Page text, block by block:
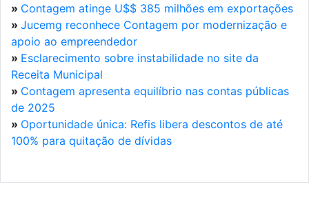
» Contagem atinge U$$ 385 milhões em exportações
» Jucemg reconhece Contagem por modernização e
apoio ao empreendedor
» Esclarecimento sobre instabilidade no site da
Receita Municipal
» Contagem apresenta equilíbrio nas contas públicas
de 2025
» Oportunidade única: Refis libera descontos de até
100% para quitação de dívidas